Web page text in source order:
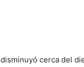
cerca del